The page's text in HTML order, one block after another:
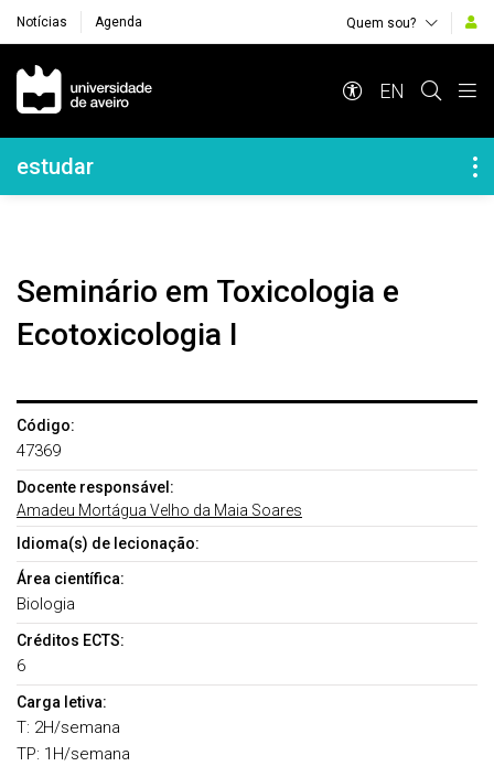
Notícias Agenda Quem sou?
Navegação Principal
EN
Navegação Lateral
estudar
Seminário em Toxicologia e
Ecotoxicologia I
Código:
47369
Docente responsável:
Amadeu Mortágua Velho da Maia Soares
Idioma(s) de lecionação:
Área científica:
Biologia
Créditos ECTS:
6
Carga letiva:
T: 2H/semana
TP: 1H/semana